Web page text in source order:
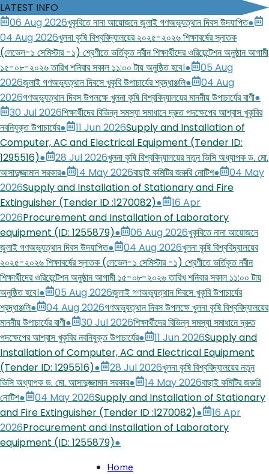
LATEST INFO
06 Aug 2026খুকৃবিতে নানা আয়োজনে জুলাই গণঅভ্যুত্থান দিবস উদযাপিত●
04 Aug 2026খুলনা কৃষি বিশ্ববিদ্যালয়ের ২০২৫-২০২৬ শিক্ষাবর্ষের স্নাতক
(লেভেল-১ সেমিস্টার -১) শ্রেণীতে ভর্তিকৃত নবীন শিক্ষার্থীদের ওরিয়েন্টেশন অনুষ্ঠান আগামী
১৫-০৮-২০২৬ তারিখ শনিবার সকাল ১১:০০ টায় অনুষ্ঠিত হবে।●
05 Aug
2026জুলাই গণঅভ্যুত্থান দিবসে খুকৃবি উপাচার্যের শ্রদ্ধাঞ্জলি●
04 Aug
2026গণঅভ্যুত্থান দিবস উপলক্ষে খুলনা কৃষি বিশ্ববিদ্যালয়ের মাননীয় উপাচার্যের বাণী●
30 Jul 2026শিক্ষার্থীদের বিভিন্ন সমস্যা সমাধানে দ্রুত পদক্ষেপের আশ্বাস খুকৃবির
নবনিযুক্ত উপাচার্যের● 11 Jun 2026Supply and Installation of
Computer, AC and Electrical Equipment (Tender ID:
1295516)● 28 Jul 2026খুলনা কৃষি বিশ্ববিদ্যালয়ের নতুন ভিসি অধ্যাপক ড. মো.
আসাদুজ্জামান সরকার● 14 May 2026বাছাই কমিটির জরুরি নোটিশ●
04 May
2026Supply and Installation of Stationary and Fire
Extinguisher (Tender ID :1270082)●
16 Apr
2026Procurement and Installation of Laboratory
equipment (ID: 1255879)● 06 Aug 2026খুকৃবিতে নানা আয়োজনে
জুলাই গণঅভ্যুত্থান দিবস উদযাপিত● 04 Aug 2026খুলনা কৃষি বিশ্ববিদ্যালয়ের
২০২৫-২০২৬ শিক্ষাবর্ষের স্নাতক (লেভেল-১ সেমিস্টার -১) শ্রেণীতে ভর্তিকৃত নবীন
শিক্ষার্থীদের ওরিয়েন্টেশন অনুষ্ঠান আগামী ১৫-০৮-২০২৬ তারিখ শনিবার সকাল ১১:০০ টায়
অনুষ্ঠিত হবে।● 05 Aug 2026জুলাই গণঅভ্যুত্থান দিবসে খুকৃবি উপাচার্যের
শ্রদ্ধাঞ্জলি● 04 Aug 2026গণঅভ্যুত্থান দিবস উপলক্ষে খুলনা কৃষি বিশ্ববিদ্যালয়ের
মাননীয় উপাচার্যের বাণী● 30 Jul 2026শিক্ষার্থীদের বিভিন্ন সমস্যা সমাধানে দ্রুত
পদক্ষেপের আশ্বাস খুকৃবির নবনিযুক্ত উপাচার্যের● 11 Jun 2026Supply and
Installation of Computer, AC and Electrical Equipment
(Tender ID: 1295516)● 28 Jul 2026খুলনা কৃষি বিশ্ববিদ্যালয়ের নতুন
ভিসি অধ্যাপক ড. মো. আসাদুজ্জামান সরকার● 14 May 2026বাছাই কমিটির জরুরি
নোটিশ● 04 May 2026Supply and Installation of Stationary
and Fire Extinguisher (Tender ID :1270082)●
16 Apr
2026Procurement and Installation of Laboratory
equipment (ID: 1255879)●
Home